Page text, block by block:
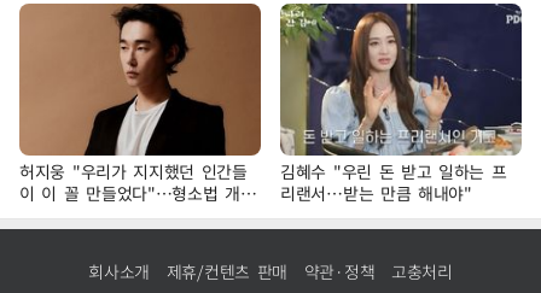
허지웅 "우리가 지지했던 인간들
이 이 꼴 만들었다"…형소법 개정
에 격한 반응
김혜수 "우린 돈 받고 일하는 프
리랜서…받는 만큼 해내야"
회사소개 제휴/컨텐츠 판매 약관·정책 고충처리